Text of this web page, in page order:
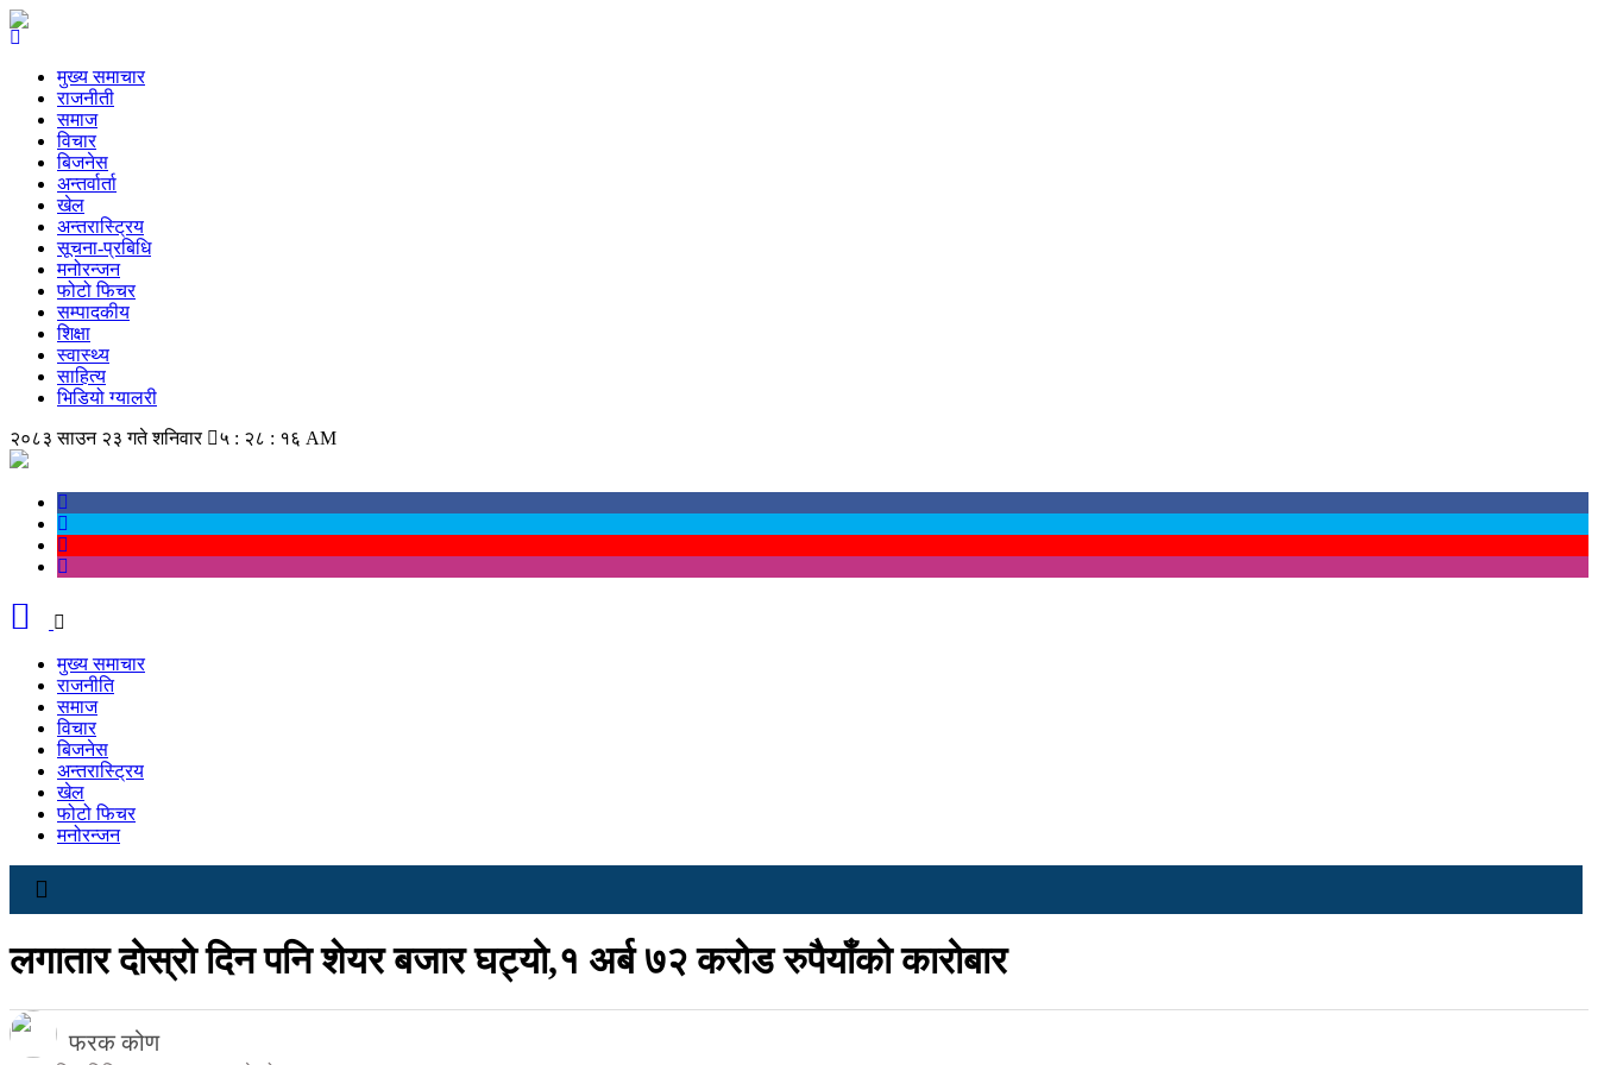
मुख्य समाचार
राजनीती
समाज
विचार
बिजनेस
अन्तर्वार्ता
खेल
अन्तरास्ट्रिय
सूचना-प्रबिधि
मनोरन्जन
फोटो फिचर
सम्पादकीय
शिक्षा
स्वास्थ्य
साहित्य
भिडियो ग्यालरी
२०८३ साउन २३ गते शनिवार
५ : २८ : १६ AM
मुख्य समाचार
राजनीति
समाज
विचार
बिजनेस
अन्तरास्ट्रिय
खेल
फोटो फिचर
मनोरन्जन
लगातार दोस्रो दिन पनि शेयर बजार घट्यो,१ अर्ब ७२ करोड रुपैयाँको कारोबार
फरक कोण